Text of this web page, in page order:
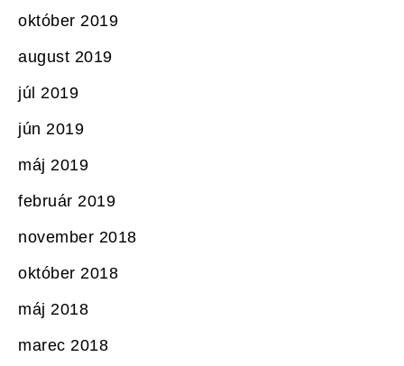
október 2019
august 2019
júl 2019
jún 2019
máj 2019
február 2019
november 2018
október 2018
máj 2018
marec 2018